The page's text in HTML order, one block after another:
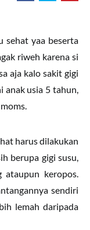
sehat yaa beserta
riweh karena si
aja kalo sakit gigi
anak usia 5 tahun,
harus dilakukan
berupa gigi susu,
ataupun keropos.
sendiri
lemah daripada